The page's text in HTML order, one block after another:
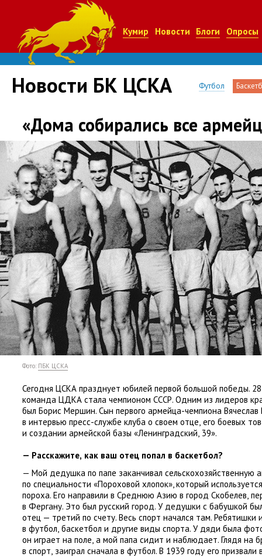
Кумир Новости Блоги Опросы
Новости БК ЦСКА Футбол
«Дома собирались все
Фото: ПБК ЦСКА
Сегодня ЦСКА празднует юбилей первой большой победы.
команда ЦДКА стала чемпионом СССР. Одним из лидеров
был Борис Мершин. Сын первого армейца-чемпиона Вячеслав
в интервью пресс-службе клуба о своем отце, его боевых
и создании армейской базы «Ленинградский, 39».
— Расскажите, как ваш отец попал в баскетбол?
— Мой дедушка по папе заканчивал сельскохозяйственную
по специальности «Пороховой хлопок», который
пороха. Его направили в Среднюю Азию в город Скобелев,
в Фергану. Это был русский город. У дедушки с бабушкой
отец — третий по счету. Весь спорт начался там.
в футбол, баскетбол и другие виды спорта. У дяди была
он играет на поле, а мой папа сидит и наблюдает. Глядя на
в спорт, заиграл сначала в футбол. В 1939 году его призвали